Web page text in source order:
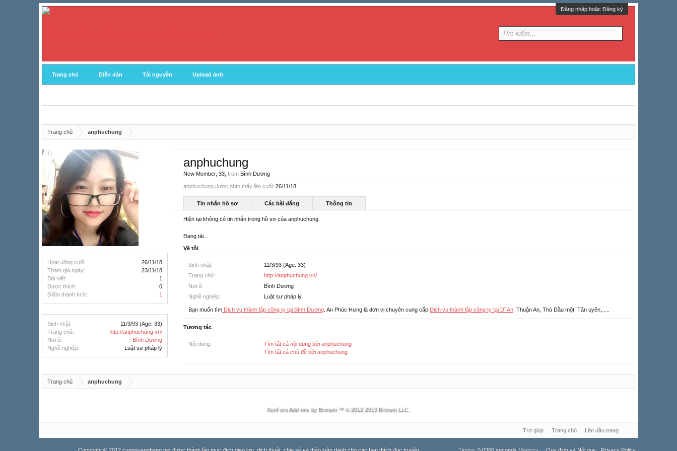
Đăng nhập hoặc Đăng ký
Trang chủ Diễn đàn Tài nguyên Upload ảnh
Trang chủ anphuchung
Hoạt động cuối:
26/11/18
Tham gia ngày:
23/11/18
Bài viết:
1
Được thích:
0
Điểm thành tích:
1
Sinh nhật: 11/3/93 (Age: 33)
Trang chủ:
http://anphuchung.vn/
Nơi ở:
Bình Dương
Nghề nghiệp:
Luật sư pháp lý
anphuchung
New Member, 33, from Bình Dương
anphuchung được nhìn thấy lần cuối: 26/11/18
Tin nhắn hồ sơ Các bài đăng Thông tin
Hiện tại không có tin nhắn trong hồ sơ của anphuchung.
Đang tải...
Về tôi
Sinh nhật:
11/3/93 (Age: 33)
Trang chủ:
http://anphuchung.vn/
Nơi ở:
Bình Dương
Nghề nghiệp:
Luật sư pháp lý
Bạn muốn tìm Dịch vụ thành lập công ty tại Bình Dương . An Phúc Hưng là đơn vị chuyên cung cấp Dịch vụ thành lập công ty tại Dĩ An , Thuận An, Thủ Dầu , Tân uyên,.....
Tương tác
Nội dung:
Tìm tất cả nội dung bởi anphuchung
Tìm tất cả chủ đề bởi anphuchung
Trang chủ anphuchung
XenForo Add-ons by Brivium ™ © 2012-2013 Brivium LLC.
Trợ giúp Trang chủ Lên đầu trang